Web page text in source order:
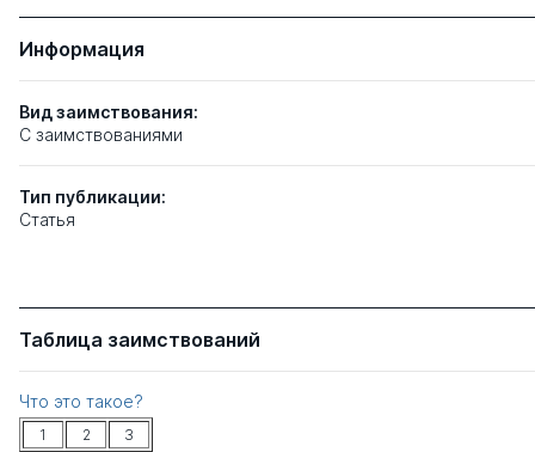
Информация
Вид заимствования:
C заимствованиями
Тип публикации:
Статья
Таблица заимствований
Что это такое?
1 2 3